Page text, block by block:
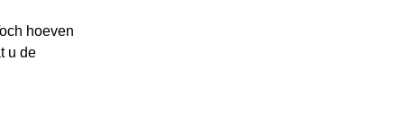
hoeven
u de